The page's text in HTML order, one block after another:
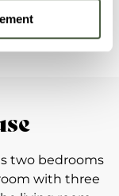
two bedrooms
with three